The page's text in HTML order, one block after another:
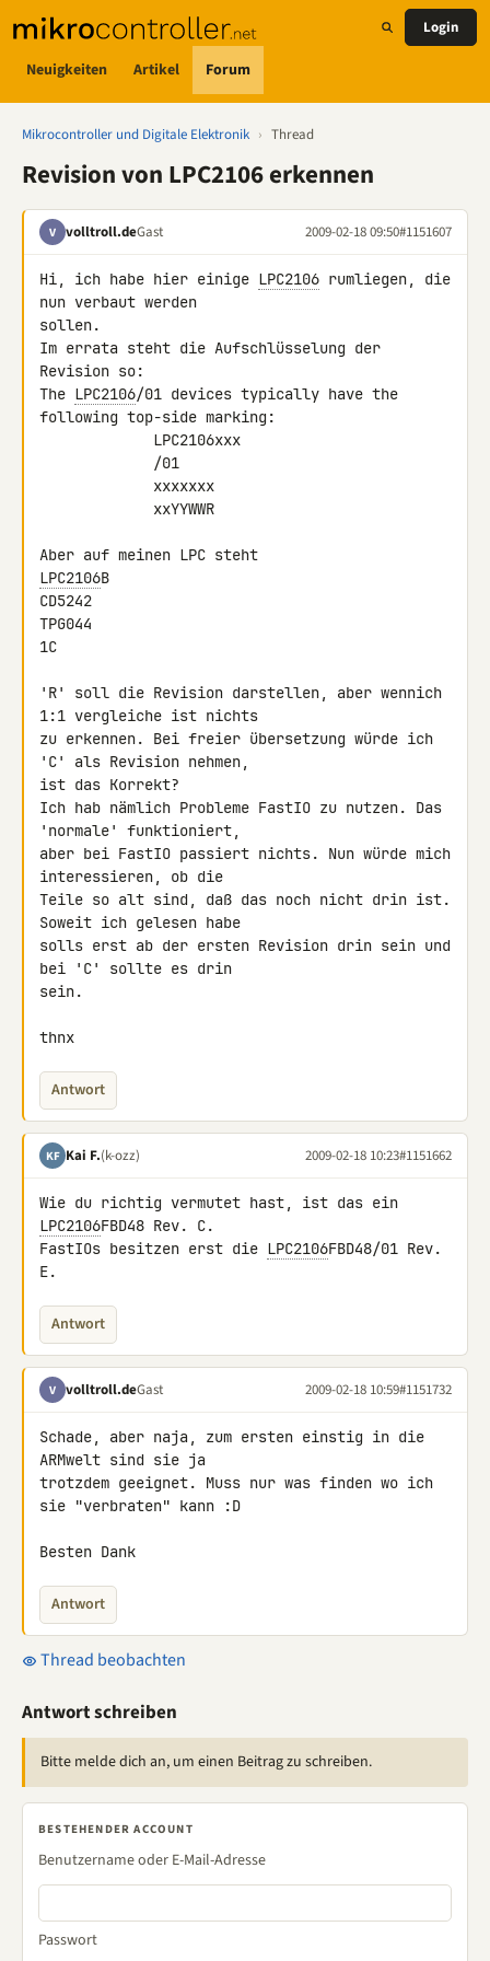
Neuigkeiten Artikel Forum
Login
Mikrocontroller und Digitale Elektronik › Thread
Revision von LPC2106 erkennen
V volltroll.deGast 2009-02-18 09:50#1151607
Hi, ich habe hier einige LPC2106 rumliegen, die
nun verbaut werden
sollen.
Im errata steht die Aufschlüsselung der
Revision so:
The LPC2106/01 devices typically have the
following top-side marking:
LPC2106B
CD5242
TPG044
1C
'R' soll die Revision darstellen, aber wennich
1:1 vergleiche ist nichts
zu erkennen. Bei freier übersetzung würde ich
'C' als Revision nehmen,
ist das Korrekt?
Ich hab nämlich Probleme FastIO zu nutzen. Das
'normale' funktioniert,
aber bei FastIO passiert nichts. Nun würde mich
interessieren, ob die
Teile so alt sind, daß das noch nicht drin ist.
Soweit ich gelesen habe
solls erst ab der ersten Revision drin sein und
bei 'C' sollte es drin
sein.
thnx
Antwort
KF Kai F.(k-ozz) 2009-02-18 10:23#1151662
LPC2106FBD48 Rev. C.
FastIOs besitzen erst die LPC2106FBD48/01 Rev.
E.
Antwort
V volltroll.deGast 2009-02-18 10:59#1151732
Schade, aber naja, zum ersten einstig in die
ARMwelt sind sie ja
trotzdem geeignet. Muss nur was finden wo ich
sie "verbraten" kann :D
Besten Dank
Antwort
Thread beobachten
Antwort schreiben
Bitte melde dich an, um einen Beitrag zu schreiben.
BESTEHENDER ACCOUNT
Benutzername oder E-Mail-Adresse
Passwort